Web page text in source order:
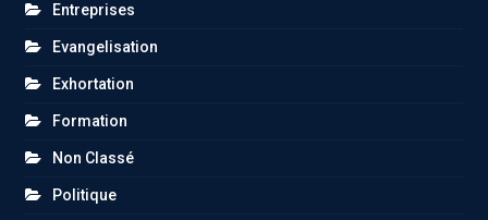
Entreprises
Evangelisation
Exhortation
Formation
Non Classé
Politique